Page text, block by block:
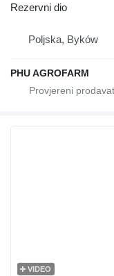
Rezervni dio
Poljska, Byków
PHU AGROFARM
VIDEO